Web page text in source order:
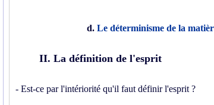
d. Le déterminisme de la
II. La définition de l'esprit
- Est-ce par l'intériorité qu'il faut définir l'esprit ?